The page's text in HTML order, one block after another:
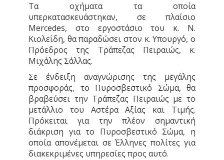
Τα οχήματα τα οποία
υπερκατασκευάστηκαν, σε πλαίσιο
Mercedes, στο εργοστάσιο του κ. Ν.
Κιολεΐδη, θα παραδώσει στον κ. Υπουργό, ο
Πρόεδρος της Τράπεζας Πειραιώς, κ.
Μιχάλης Σάλλας.
Σε ένδειξη αναγνώρισης της μεγάλης
προσφοράς, το Πυροσβεστικό Σώμα, θα
βραβεύσει την Τράπεζας Πειραιώς με το
μετάλλιο του Αστέρα Αξίας και Τιμής.
Πρόκειται για την πλέον σημαντική
διάκριση για το Πυροσβεστικό Σώμα, η
οποία απονέμεται σε Έλληνες πολίτες για
διακεκριμένες υπηρεσίες προς αυτό.